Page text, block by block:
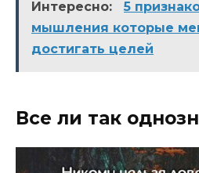
Интересно:
5
мышления которые
достигать целей
Все ли так